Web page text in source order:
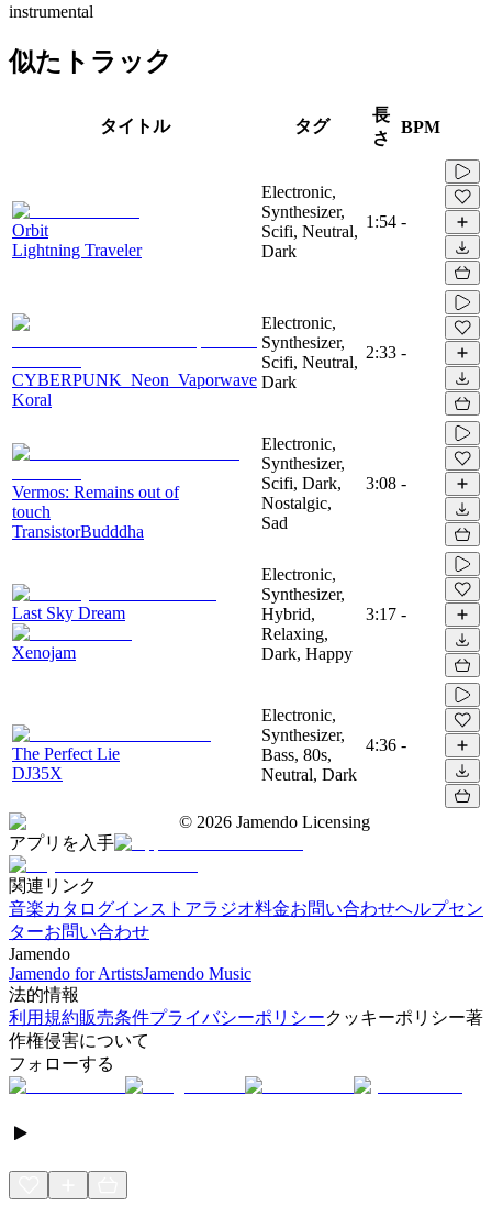
instrumental
似たトラック
タイトル タグ
長
さ
BPM
Orbit
Lightning Traveler
Electronic,
Synthesizer,
Scifi, Neutral,
Dark
1:54 -
CYBERPUNK_Neon_Vaporwave
Koral
Electronic,
Synthesizer,
Scifi, Neutral,
Dark
2:33 -
Vermos: Remains out of
touch
TransistorBudddha
Electronic,
Synthesizer,
Scifi, Dark,
Nostalgic,
Sad
3:08 -
Last Sky Dream
Xenojam
Electronic,
Synthesizer,
Hybrid,
Relaxing,
Dark, Happy
3:17 -
The Perfect Lie
DJ35X
Electronic,
Synthesizer,
Bass, 80s,
Neutral, Dark
4:36 -
© 2026 Jamendo Licensing
アプリを入手
関連リンク
音楽カタログインストアラジオ料金お問い合わせヘルプセン
ターお問い合わせ
Jamendo
Jamendo for ArtistsJamendo Music
法的情報
利用規約販売条件プライバシーポリシークッキーポリシー著
作権侵害について
フォローする